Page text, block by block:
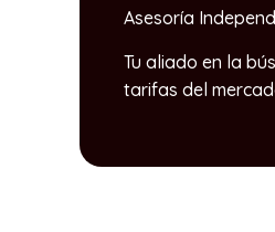
Asesoría
Tu aliado en la
tarifas del